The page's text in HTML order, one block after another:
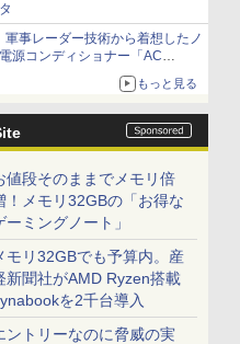
事レーダー技術から着想したノ
源コンディショナー「AC
もっと見る
値段そのままでメモリ倍
！メモリ32GBの「お得な
ーミングノート」
モリ32GBでも予算内。産
新聞社がAMD Ryzen搭載
を2千台導入
ントリーなのに脅威の実